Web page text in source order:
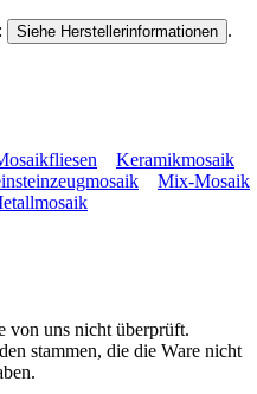
Siehe Herstellerinformationen .
Keramikmosaik
Mix-Mosaik
von uns nicht überprüft.
stammen, die die Ware nicht